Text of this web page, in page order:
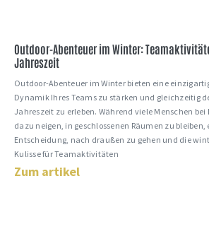
Outdoor-Abenteuer im Winter:
Jahreszeit
Outdoor-Abenteuer im Winter bieten eine
Dynamik Ihres Teams zu stärken und gleichzeitig
Jahreszeit zu erleben. Während viele Menschen
dazu neigen, in geschlossenen Räumen zu bleiben,
Entscheidung, nach draußen zu gehen und die
Kulisse für Teamaktivitäten
Zum artikel